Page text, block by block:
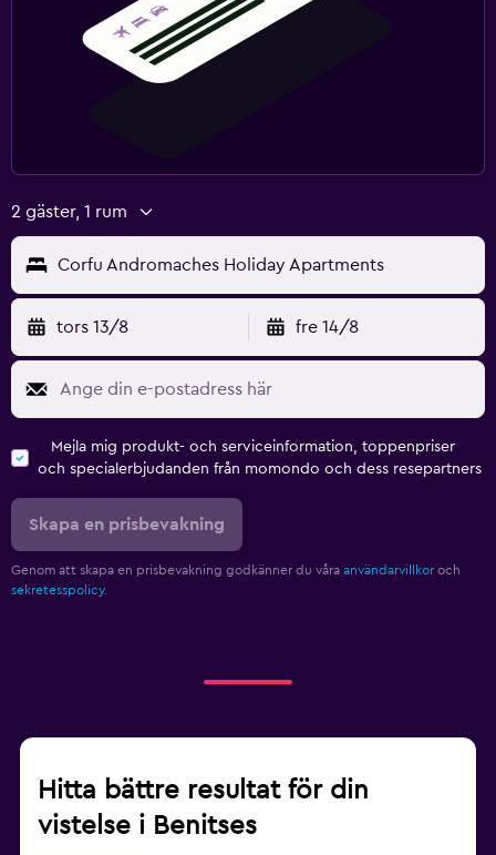
Restauranger
Bar/lounge
Hälsa och säkerhet
Övervakningskameror i gemensamma utrymmen
Kassaskåp
Parkering och transport
Gratis parkering
Flygbuss
Arbetsyta
Fax/kopieringsmöjligheter
Fitness
2 gäster, 1 rum
Corfu Andromaches Holiday Apartments
tors 13/8 fre 14/8
Mejla mig produkt- och serviceinformation, toppenpriser
och specialerbjudanden från momondo och dess resepartners
Skapa en prisbevakning
Genom att skapa en prisbevakning godkänner du våra användarvillkor och
sekretesspolicy.
Hitta bättre resultat för din
vistelse i Benitses